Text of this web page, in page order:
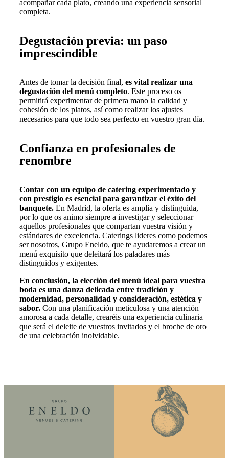
acompañar cada plato, creando una experiencia sensorial
completa.
Degustación previa: un paso
imprescindible
Antes de tomar la decisión final, es vital realizar una
degustación del menú completo. Este proceso os
permitirá experimentar de primera mano la calidad y
cohesión de los platos, así como realizar los ajustes
necesarios para que todo sea perfecto en vuestro gran día.
Confianza en profesionales de
renombre
Contar con un equipo de catering experimentado y
con prestigio es esencial para garantizar el éxito del
banquete. En Madrid, la oferta es amplia y distinguida,
por lo que os animo siempre a investigar y seleccionar
aquellos profesionales que compartan vuestra visión y
estándares de excelencia. Caterings lideres como podemos
ser nosotros, Grupo Eneldo, que te ayudaremos a crear un
menú exquisito que deleitará los paladares más
distinguidos y exigentes.
En conclusión, la elección del menú ideal para vuestra
boda es una danza delicada entre tradición y
modernidad, personalidad y consideración, estética y
sabor. Con una planificación meticulosa y una atención
amorosa a cada detalle, crearéis una experiencia culinaria
que será el deleite de vuestros invitados y el broche de oro
de una celebración inolvidable.